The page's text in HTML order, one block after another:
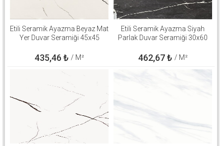
Etili Seramik Ayazma Beyaz Mat
Yer Duvar Seramiği 45x45
435,46 ₺ / M²
Etili Seramik Ayazma Siyah
Parlak Duvar Seramiği 30x60
462,67₺ / M²